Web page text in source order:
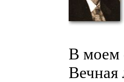
В моем
Вечная